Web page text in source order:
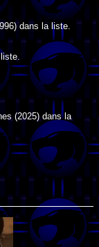
dans la liste.
(2025) dans la
(2006) dans la